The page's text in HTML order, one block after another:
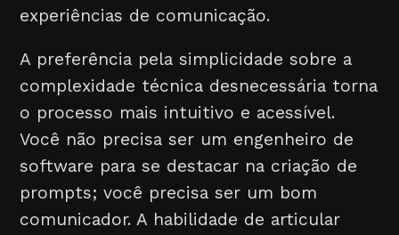
experiências de comunicação.
A preferência pela simplicidade sobre a
complexidade técnica desnecessária torna
o processo mais intuitivo e acessível.
Você não precisa ser um engenheiro de
software para se destacar na criação de
prompts; você precisa ser um bom
comunicador. A habilidade de articular